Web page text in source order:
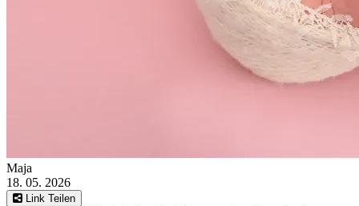
Maja
18. 05. 2026
Link Teilen